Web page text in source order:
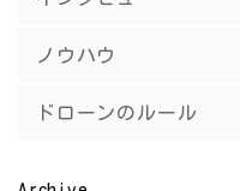
ノウハウ
ドローンのルール